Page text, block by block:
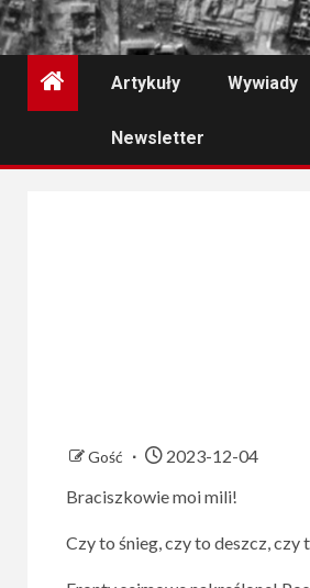
Artykuły Wywiady
Newsletter
Gość
2023-12-04
Braciszkowie moi mili!
Czy to śnieg, czy to deszcz,